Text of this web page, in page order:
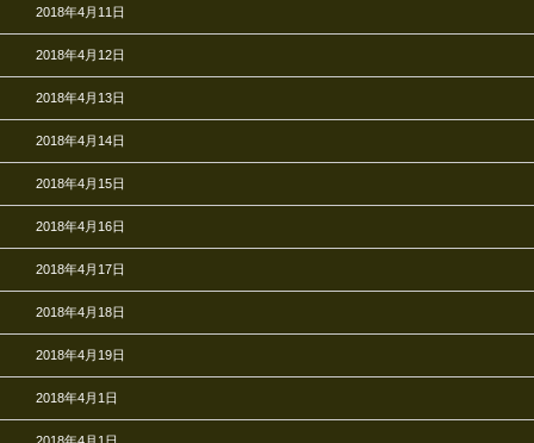
2018年4月11日
2018年4月12日
2018年4月13日
2018年4月14日
2018年4月15日
2018年4月16日
2018年4月17日
2018年4月18日
2018年4月19日
2018年4月1日